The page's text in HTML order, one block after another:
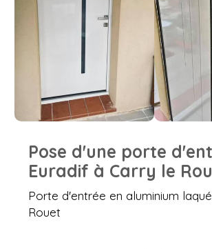
Pose d'une porte
Euradif à Carry le
Porte d'entrée en aluminium
Rouet